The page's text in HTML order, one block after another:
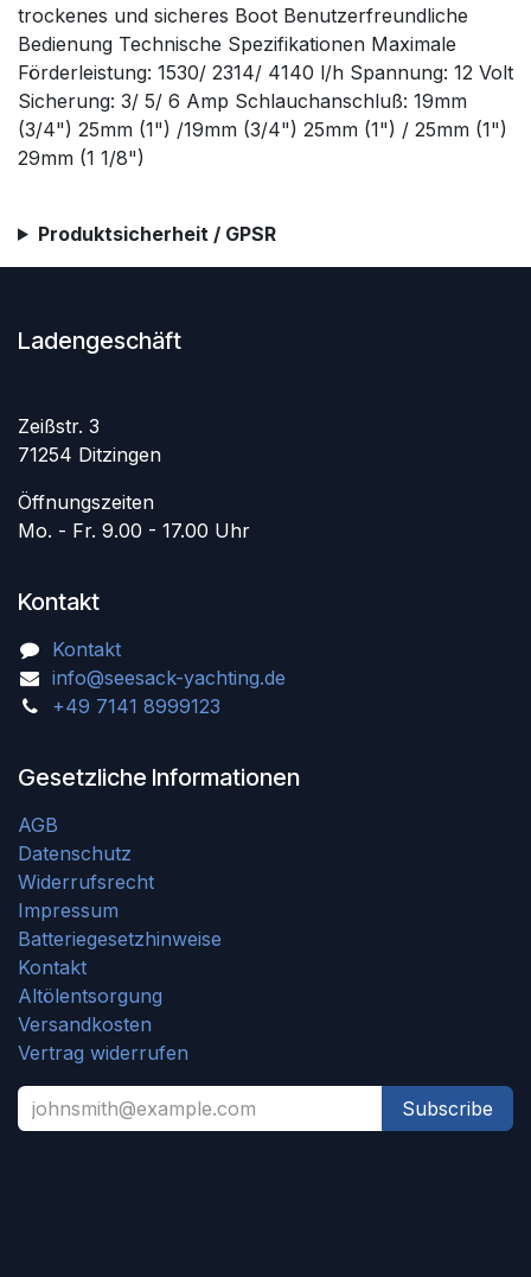
trockenes und sicheres Boot Benutzerfreundliche
Bedienung Technische Spezifikationen Maximale
Förderleistung: 1530/ 2314/ 4140 l/h Spannung: 12 Volt
Sicherung: 3/ 5/ 6 Amp Schlauchanschluß: 19mm
(3/4") 25mm (1") /19mm (3/4") 25mm (1") / 25mm (1")
29mm (1 1/8")
Produktsicherheit / GPSR
Ladengeschäft
Zeißstr. 3
71254 Ditzingen
Öffnungszeiten
Mo. - Fr. 9.00 - 17.00 Uhr
Kontakt
Kontakt
info@seesack-yachting.de
+49 7141 8999123
Gesetzliche Informationen
AGB
Datenschutz
Widerrufsrecht
Impressum
Batteriegesetzhinweise
Kontakt
Altölentsorgung
Versandkosten
Vertrag widerrufen
Subscribe